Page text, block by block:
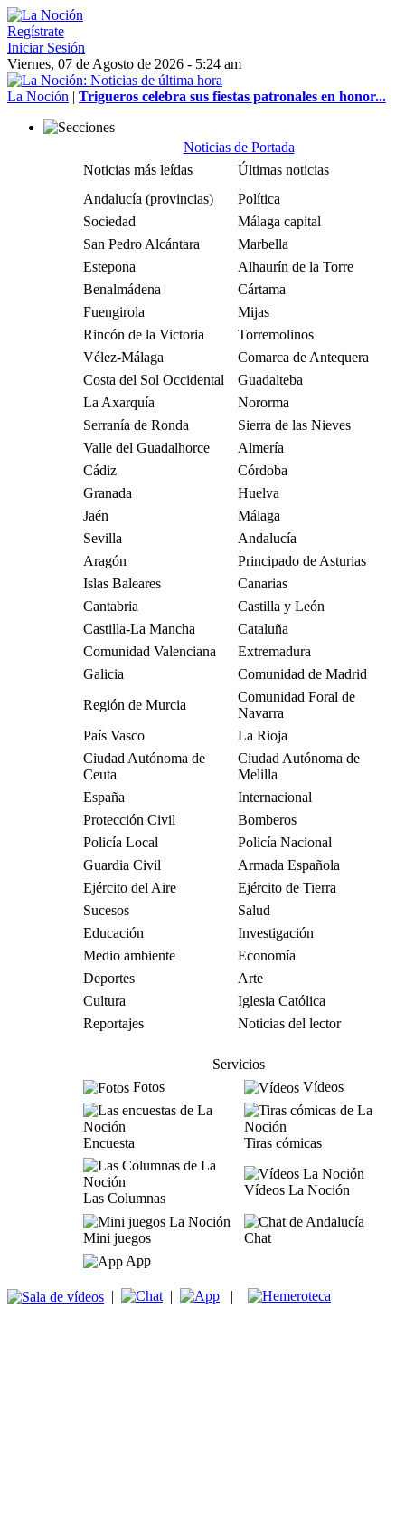
Regístrate
Iniciar Sesión
Viernes, 07 de Agosto de 2026 - 5:24 am
La Noción | Trigueros celebra sus fiestas patronales en honor...
Noticias de Portada
Noticias más leídas
Últimas noticias
Andalucía (provincias)
Política
Sociedad
Málaga capital
San Pedro Alcántara
Marbella
Estepona
Alhaurín de la Torre
Benalmádena
Cártama
Fuengirola
Mijas
Rincón de la Victoria
Torremolinos
Vélez-Málaga
Comarca de Antequera
Costa del Sol Occidental
Guadalteba
La Axarquía
Nororma
Serranía de Ronda
Sierra de las Nieves
Valle del Guadalhorce
Almería
Cádiz
Córdoba
Granada
Huelva
Jaén
Málaga
Sevilla
Andalucía
Aragón
Principado de Asturias
Islas Baleares
Canarias
Cantabria
Castilla y León
Castilla-La Mancha
Cataluña
Comunidad Valenciana
Extremadura
Galicia
Comunidad de Madrid
Región de Murcia
Comunidad Foral de
Navarra
País Vasco
La Rioja
Ciudad Autónoma de
Ceuta
Ciudad Autónoma de
Melilla
España
Internacional
Protección Civil
Bomberos
Policía Local
Policía Nacional
Guardia Civil
Armada Española
Ejército del Aire
Ejército de Tierra
Sucesos
Salud
Educación
Investigación
Medio ambiente
Economía
Deportes
Arte
Cultura
Iglesia Católica
Reportajes
Noticias del lector
Servicios
Fotos
Vídeos
Encuesta Tiras cómicas
Las Columnas
Vídeos La Noción
Mini juegos
Chat
App
| | |